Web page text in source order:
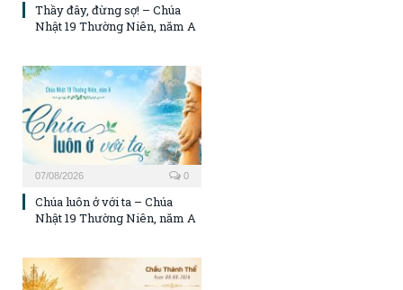
Thầy đây, đừng sợ! – Chúa
Nhật 19 Thường Niên, năm A
07/08/2026 0
Chúa luôn ở với ta – Chúa
Nhật 19 Thường Niên, năm A